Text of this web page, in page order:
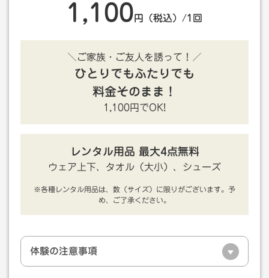
1,100 円（税込）/1回
＼ご家族・ご友人を誘って！／
ひとりでもふたりでも
料金そのまま！
1,100円でOK!
レンタル用品 最大4点無料
ウェア上下、タオル（大小）、シューズ
※各種レンタル用品は、数（サイズ）に限りがございます。予
め、ご了承ください。
体験の注意事項